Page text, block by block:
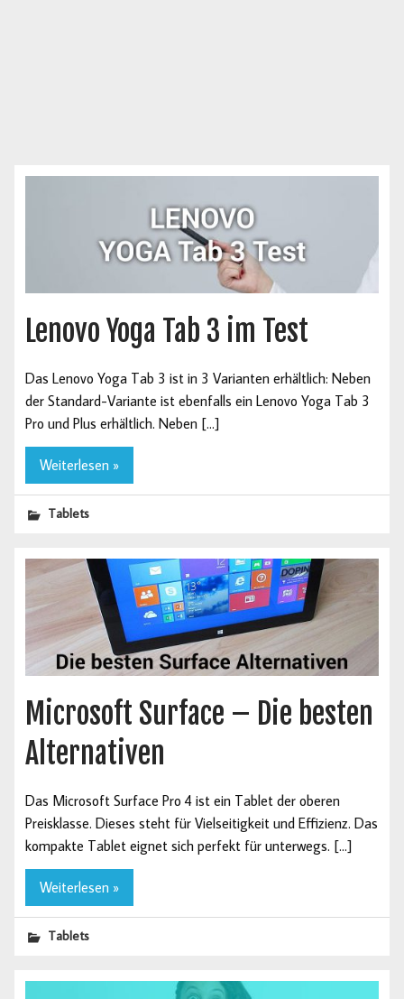
Lenovo Yoga Tab 3 im Test
Das Lenovo Yoga Tab 3 ist in 3 Varianten erhältlich: Neben
der Standard-Variante ist ebenfalls ein Lenovo Yoga Tab 3
Pro und Plus erhältlich. Neben […]
Weiterlesen »
Tablets
Microsoft Surface – Die besten
Alternativen
Das Microsoft Surface Pro 4 ist ein Tablet der oberen
Preisklasse. Dieses steht für Vielseitigkeit und Effizienz. Das
kompakte Tablet eignet sich perfekt für unterwegs. […]
Weiterlesen »
Tablets